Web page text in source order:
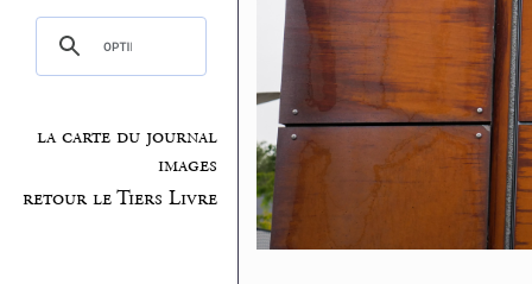
la carte du journal
images
retour le Tiers Livre